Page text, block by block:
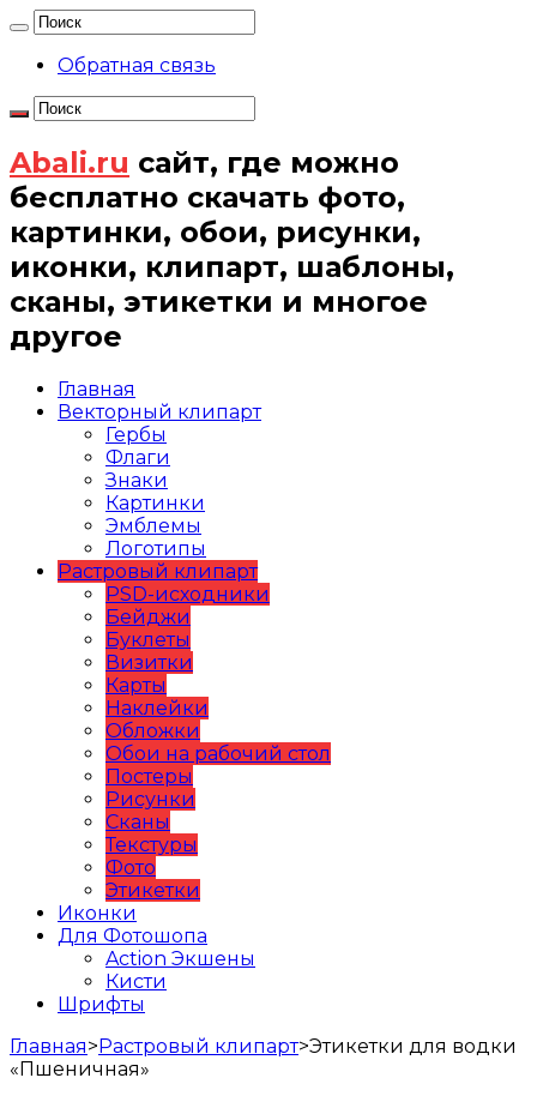
Обратная связь
Abali.ru сайт, где можно
бесплатно скачать фото,
картинки, обои, рисунки,
иконки, клипарт, шаблоны,
сканы, этикетки и многое
другое
Главная
Векторный клипарт
Гербы
Флаги
Знаки
Картинки
Эмблемы
Логотипы
Растровый клипарт
PSD-исходники
Бейджи
Буклеты
Визитки
Карты
Наклейки
Обложки
Обои на рабочий стол
Постеры
Рисунки
Сканы
Текстуры
Фото
Этикетки
Иконки
Для Фотошопа
Action Экшены
Кисти
Шрифты
Главная>Растровый клипарт>Этикетки для водки
«Пшеничная»